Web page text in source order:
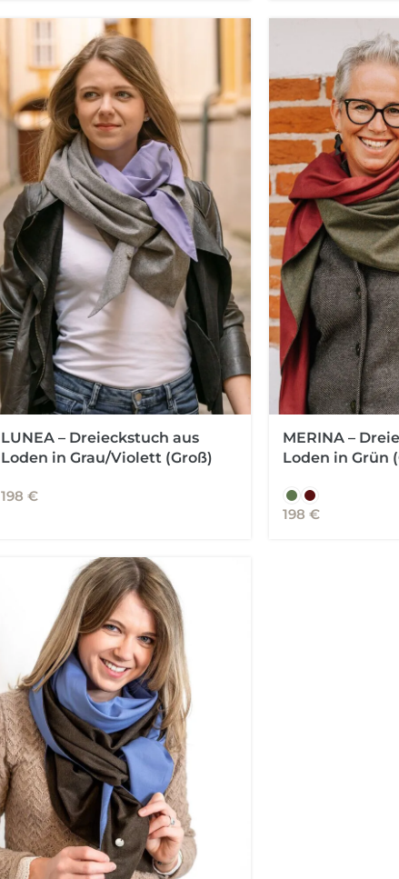
LUNEA – Dreieckstuch aus
Loden in Grau/Violett (Groß)
198 €
MERINA –
Loden in Grün
198 €